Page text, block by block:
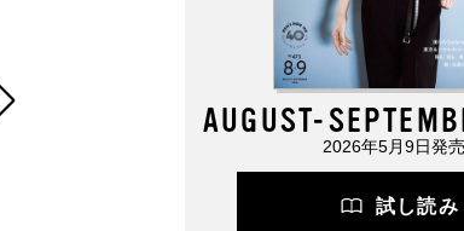
AUGUST-
2026年5月9日発売
試し読み